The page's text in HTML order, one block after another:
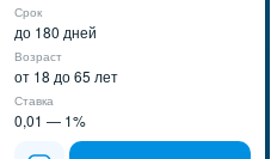
Срок
до 180 дней
Возраст
от 18 до 65 лет
Ставка
0,01 — 1%